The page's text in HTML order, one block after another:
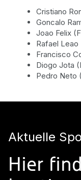
Cristiano
Goncalo
Joao Felix
Rafael Leao
Francisco
Diogo Jota
Pedro Neto
Aktuelle
Hier